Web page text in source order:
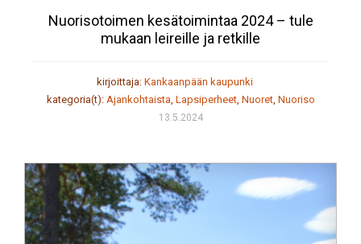
Nuorisotoimen kesätoimintaa 2024 – tule
mukaan leireille ja retkille
kirjoittaja: Kankaanpään kaupunki
kategoria(t): Ajankohtaista, Lapsiperheet, Nuoret, Nuoriso
13.5.2024